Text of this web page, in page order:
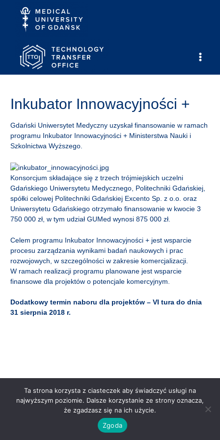
Main
Inkubator Innowacyjności +
Gdański Uniwersytet Medyczny uzyskał finansowanie w ramach
programu Inkubator Innowacyjności + Ministerstwa Nauki i
Szkolnictwa Wyższego.
Konsorcjum składające się z trzech trójmiejskich uczelni
Gdańskiego Uniwersytetu Medycznego, Politechniki Gdańskiej,
spółki celowej Politechniki Gdańskiej Excento Sp. z o.o. oraz
Uniwersytetu Gdańskiego otrzymało finansowanie w kwocie 3
750 000 zł, w tym udział GUMed wynosi 875 000 zł.
Celem programu Inkubator Innowacyjności + jest wsparcie
procesu zarządzania wynikami badań naukowych i prac
rozwojowych, w szczególności w zakresie komercjalizacji.
W ramach realizacji programu planowane jest wsparcie
finansowe dla projektów o potencjale komercyjnym.
Dodatkowy termin naboru dla projektów – VI tura do dnia
31 sierpnia 2018 r.
Copyright © 2026 | Powered byAstra WordPress Theme
Ta strona korzysta z ciasteczek aby świadczyć usługi na
najwyższym poziomie. Dalsze korzystanie ze strony oznacza,
że zgadzasz się na ich użycie.
Zgoda